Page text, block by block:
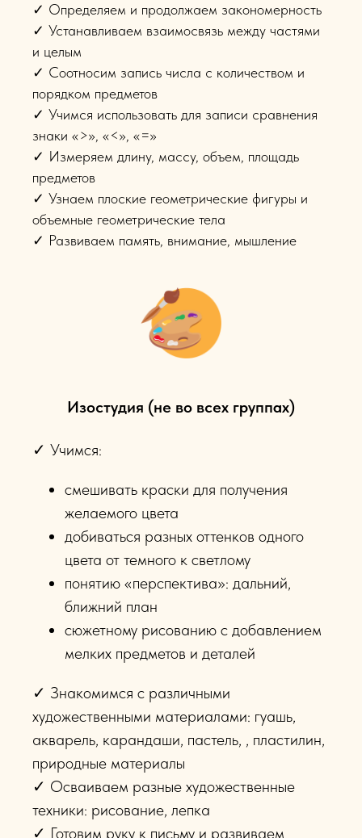
✓ Определяем и продолжаем закономерность
✓ Устанавливаем взаимосвязь между частями
и целым
✓ Соотносим запись числа с количеством и
порядком предметов
✓ Учимся использовать для записи сравнения
знаки «>», «<», «=»
✓ Измеряем длину, массу, объем, площадь
предметов
✓ Узнаем плоские геометрические фигуры и
объемные геометрические тела
✓ Развиваем память, внимание, мышление
Изостудия (не во всех группах)
✓ Учимся:
смешивать краски для получения
желаемого цвета
добиваться разных оттенков одного
цвета от темного к светлому
понятию «перспектива»: дальний,
ближний план
сюжетному рисованию с добавлением
мелких предметов и деталей
✓ Знакомимся с различными
художественными материалами: гуашь,
акварель, карандаши, пастель, , пластилин,
природные материалы
✓ Осваиваем разные художественные
техники: рисование, лепка
✓ Готовим руку к письму и развиваем